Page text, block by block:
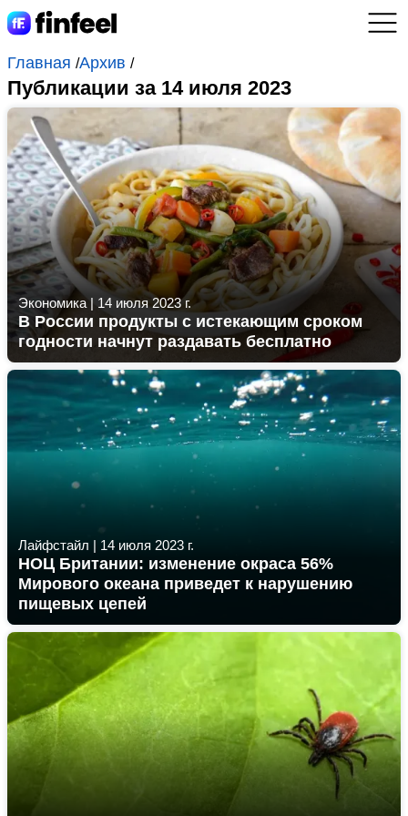
Главная /Архив /
Публикации за 14 июля 2023
Экономика | 14 июля 2023 г.
В России продукты с истекающим сроком
годности начнут раздавать бесплатно
Лайфстайл | 14 июля 2023 г.
НОЦ Британии: изменение окраса 56%
Мирового океана приведет к нарушению
пищевых цепей